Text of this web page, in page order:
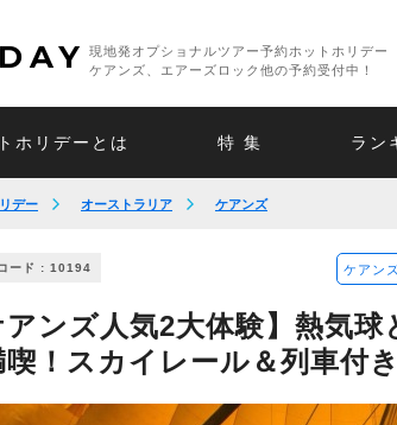
現地発オプショナルツアー予約ホットホリデー
ケアンズ、エアーズロック他の予約受付中！
ホリデーとは 特 集 ラン
デー オーストラリア ケアンズ
ード : 10194 ケアン
アンズ人気2大体験】熱気
喫！スカイレール＆列車付き